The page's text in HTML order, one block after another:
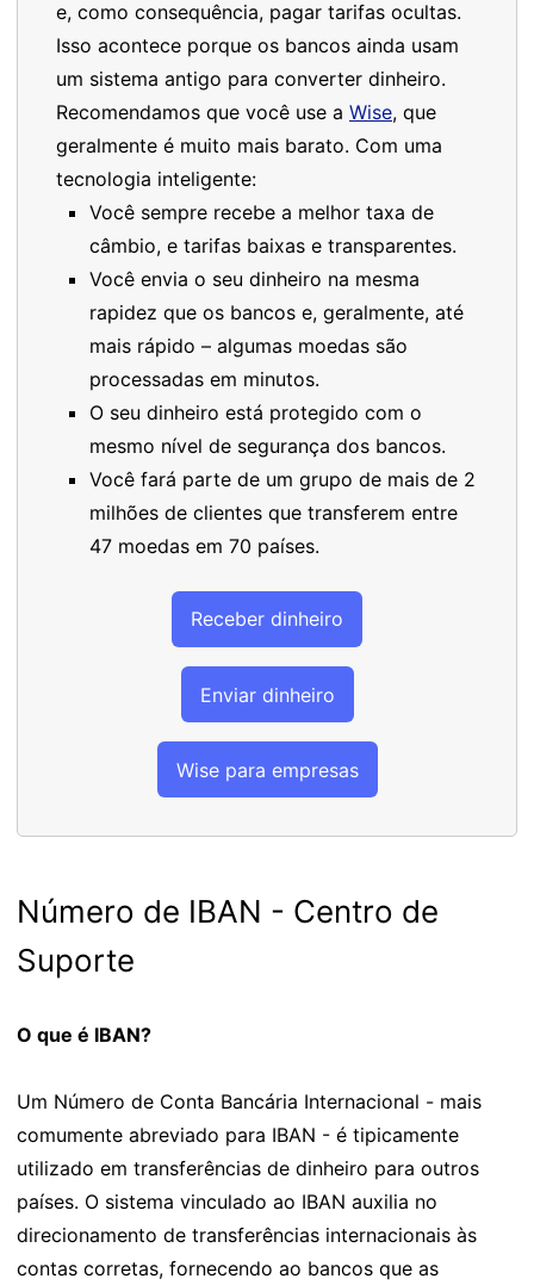
e, como consequência, pagar tarifas ocultas.
Isso acontece porque os bancos ainda usam
um sistema antigo para converter dinheiro.
Recomendamos que você use a Wise, que
geralmente é muito mais barato. Com uma
tecnologia inteligente:
Você sempre recebe a melhor taxa de
câmbio, e tarifas baixas e transparentes.
Você envia o seu dinheiro na mesma
rapidez que os bancos e, geralmente, até
mais rápido – algumas moedas são
processadas em minutos.
O seu dinheiro está protegido com o
mesmo nível de segurança dos bancos.
Você fará parte de um grupo de mais de 2
milhões de clientes que transferem entre
47 moedas em 70 países.
Receber dinheiro
Enviar dinheiro
Wise para empresas
Número de IBAN - Centro de
Suporte
O que é IBAN?
Um Número de Conta Bancária Internacional - mais
comumente abreviado para IBAN - é tipicamente
utilizado em transferências de dinheiro para outros
países. O sistema vinculado ao IBAN auxilia no
direcionamento de transferências internacionais às
contas corretas, fornecendo ao bancos que as